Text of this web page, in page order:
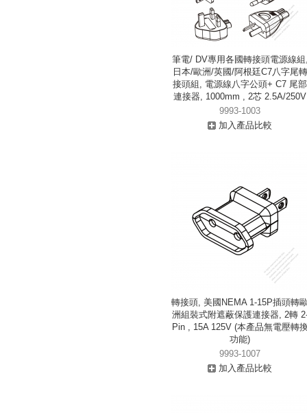
筆電/ DV專用各國轉接頭電源線組
日本/歐洲/英國/阿根廷C7八字尾轉
接頭組, 電源線八字公頭+ C7 尾部
連接器, 1000mm , 2芯 2.5A/250V
9993-1003
加入產品比較
轉接頭, 美國NEMA 1-15P插頭轉
洲組裝式附遮蔽保護連接器, 2轉
Pin , 15A 125V (本產品無電壓轉
功能)
9993-1007
加入產品比較